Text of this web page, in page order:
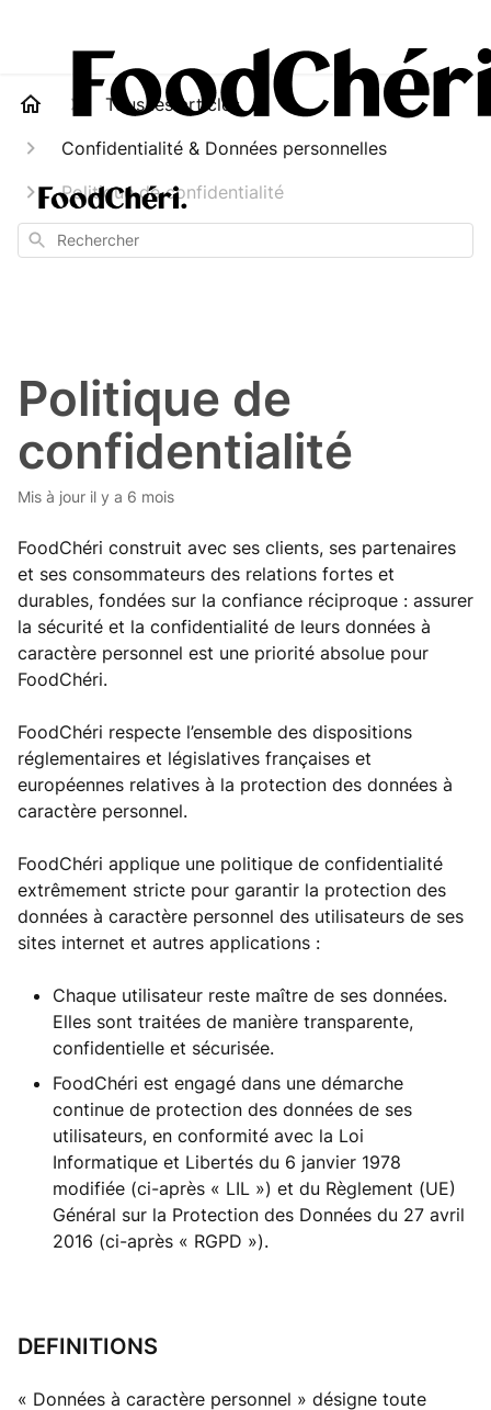
Tous les articles
Confidentialité & Données personnelles
Politique de confidentialité
Rechercher
Politique de
confidentialité
Mis à jour il y a 6 mois
FoodChéri construit avec ses clients, ses partenaires
et ses consommateurs des relations fortes et
durables, fondées sur la confiance réciproque : assurer
la sécurité et la confidentialité de leurs données à
caractère personnel est une priorité absolue pour
FoodChéri.
FoodChéri respecte l’ensemble des dispositions
réglementaires et législatives françaises et
européennes relatives à la protection des données à
caractère personnel.
FoodChéri applique une politique de confidentialité
extrêmement stricte pour garantir la protection des
données à caractère personnel des utilisateurs de ses
sites internet et autres applications :
Chaque utilisateur reste maître de ses données.
Elles sont traitées de manière transparente,
confidentielle et sécurisée.
FoodChéri est engagé dans une démarche
continue de protection des données de ses
utilisateurs, en conformité avec la Loi
Informatique et Libertés du 6 janvier 1978
modifiée (ci-après « LIL ») et du Règlement (UE)
Général sur la Protection des Données du 27 avril
2016 (ci-après « RGPD »).
DEFINITIONS
« Données à caractère personnel » désigne toute